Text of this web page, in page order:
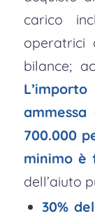
carico
operatrici
bilance;
700.000
minimo è
dell’aiuto
30%